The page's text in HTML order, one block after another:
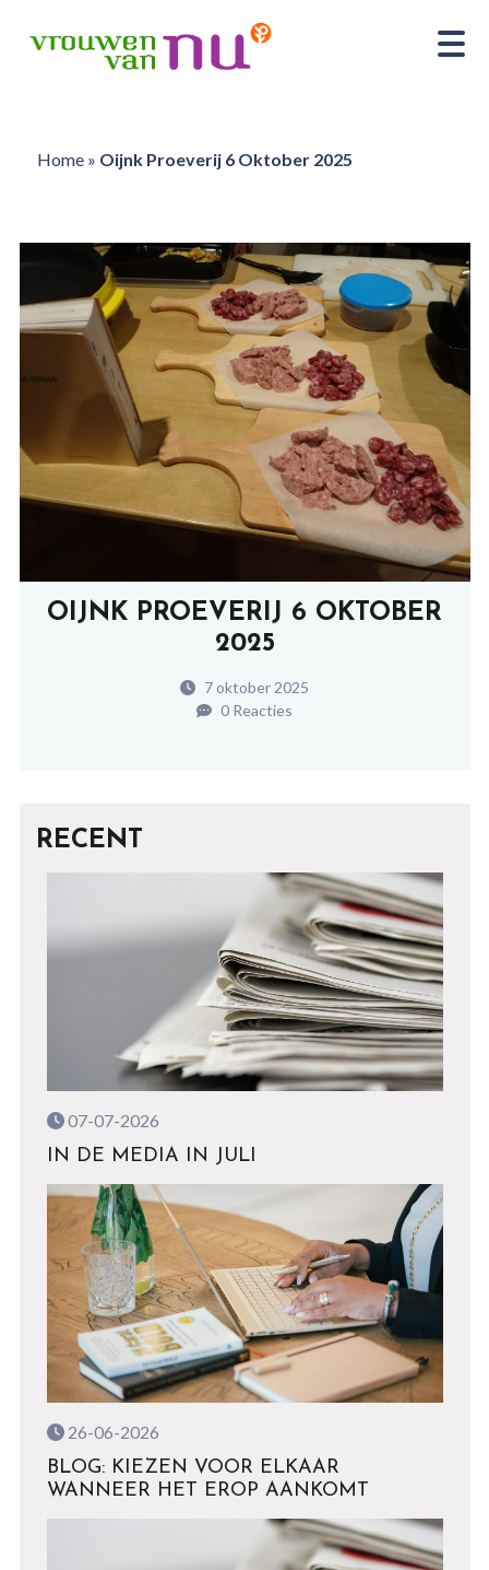
Home» Oijnk Proeverij 6 Oktober 2025
OIJNK PROEVERIJ 6 OKTOBER
2025
7 oktober 2025
0 Reacties
RECENT
07-07-2026
IN DE MEDIA IN JULI
26-06-2026
BLOG: KIEZEN VOOR ELKAAR
WANNEER HET EROP AANKOMT